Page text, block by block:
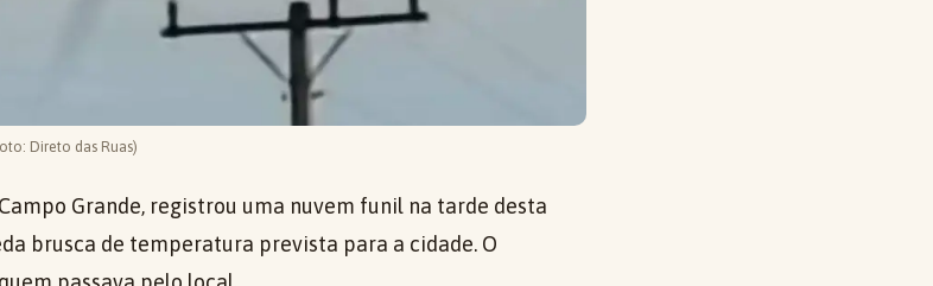
Direto das Ruas)
Grande, registrou uma nuvem funil na tarde desta
brusca de temperatura prevista para a cidade. O